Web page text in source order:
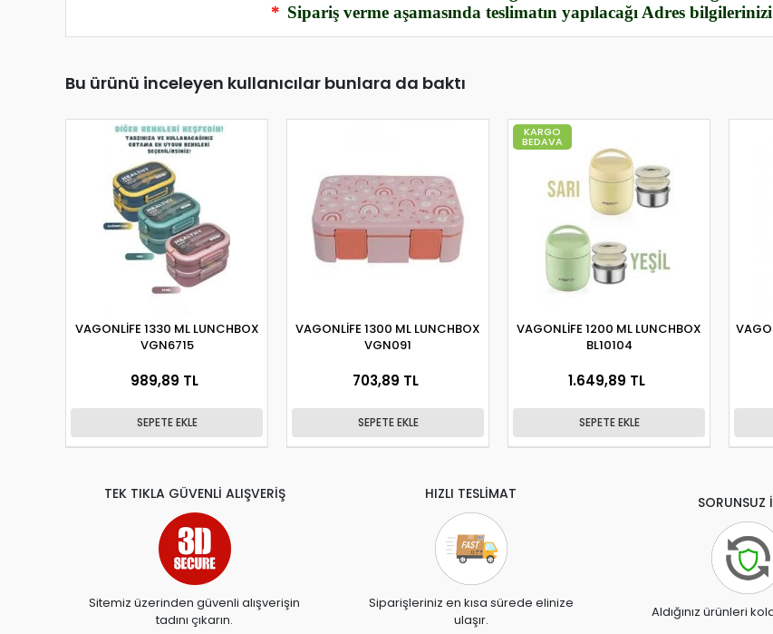
* Sipariş verme aşamasında teslimatın yapılacağı Adres
Bu ürünü inceleyen kullanıcılar bunlara da baktı
VAGONLİFE 1330 ML LUNCHBOX
VGN6715
989,89 TL
SEPETE EKLE
VAGONLİFE 1300 ML LUNCHBOX
VGN091
703,89 TL
SEPETE EKLE
KARGO
BEDAVA
VAGONLİFE 1200 ML LUNCHBOX
BL10104
1.649,89 TL
SEPETE EKLE
TEK TIKLA GÜVENLİ ALIŞVERİŞ
Sitemiz üzerinden güvenli alışverişin
tadını çıkarın.
HIZLI TESLİMAT
Siparişleriniz en kısa sürede elinize
ulaşır.
SORUNSUZ
Aldığınız ürünleri